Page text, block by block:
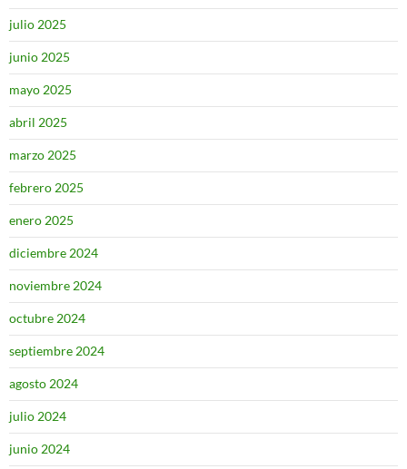
julio 2025
junio 2025
mayo 2025
abril 2025
marzo 2025
febrero 2025
enero 2025
diciembre 2024
noviembre 2024
octubre 2024
septiembre 2024
agosto 2024
julio 2024
junio 2024